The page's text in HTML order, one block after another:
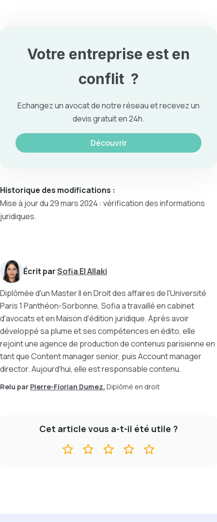
Votre entreprise est en
conflit ?
Echangez un avocat de notre réseau et recevez un
devis gratuit en 24h.
Découvrir
Historique des modifications :
Mise à jour du 29 mars 2024 : vérification des informations
juridiques.
Écrit parSofia El Allaki
Diplômée d'un Master II en Droit des affaires de l'Université
Paris 1 Panthéon-Sorbonne, Sofia a travaillé en cabinet
d'avocats et en Maison d'édition juridique. Après avoir
développé sa plume et ses compétences en édito, elle
rejoint une agence de production de contenus parisienne en
tant que Content manager senior, puis Account manager
director. Aujourd'hui, elle est responsable contenu.
Relu par Pierre-Florian Dumez. Diplômé en droit
Cet article vous a-t-il été utile ?